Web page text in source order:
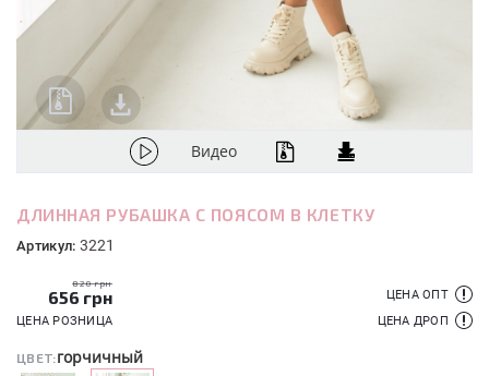
Видео
ДЛИННАЯ РУБАШКА С ПОЯСОМ В КЛЕТКУ
Артикул: 3221
820 грн
656 грн
ЦЕНА РОЗНИЦА
ЦЕНА ОПТ
ЦЕНА ДРОП
ЦВЕТ:горчичный